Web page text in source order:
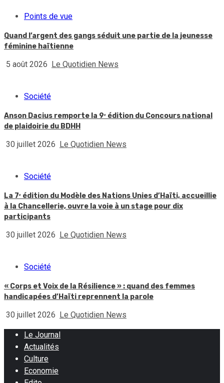
Points de vue
Quand l’argent des gangs séduit une partie de la jeunesse
féminine haïtienne
5 août 2026 Le Quotidien News
Société
Anson Dacius remporte la 9ᵉ édition du Concours national
de plaidoirie du BDHH
30 juillet 2026 Le Quotidien News
Société
La 7ᵉ édition du Modèle des Nations Unies d’Haïti, accueillie
à la Chancellerie, ouvre la voie à un stage pour dix
participants
30 juillet 2026 Le Quotidien News
Société
« Corps et Voix de la Résilience » : quand des femmes
handicapées d’Haïti reprennent la parole
30 juillet 2026 Le Quotidien News
Le Journal
Actualités
Culture
Economie